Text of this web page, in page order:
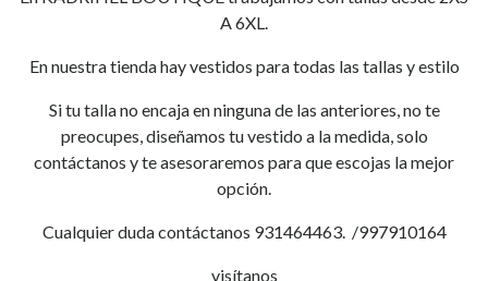
A 6XL.
En nuestra tienda hay vestidos para todas las tallas y estilo
Si tu talla no encaja en ninguna de las anteriores, no te
preocupes, diseñamos tu vestido a la medida, solo
contáctanos y te asesoraremos para que escojas la mejor
opción.
Cualquier duda contáctanos 931464463. /997910164
visítanos